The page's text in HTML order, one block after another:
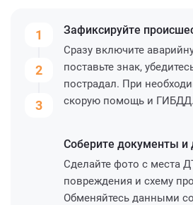
1
2
3
Зафиксируйте
Сразу включите
поставьте знак,
пострадал. При
скорую помощь и ГИБДД.
Соберите документы и
Сделайте фото с места
повреждения и схему
Обменяйтесь данными